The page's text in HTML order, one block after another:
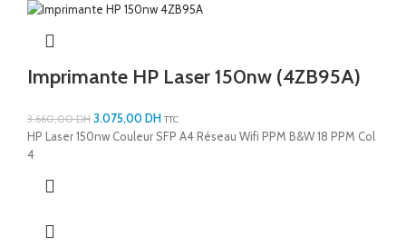
Imprimante HP Laser 150nw (4ZB95A)
3.660,00DH 3.075,00DH TTC
HP Laser 150nw Couleur SFP A4 Réseau Wifi PPM B&W 18 PPM Col
4